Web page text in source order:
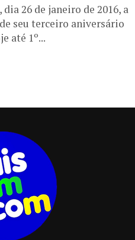
26 de janeiro de 2016, a
seu terceiro aniversário
até 1º...